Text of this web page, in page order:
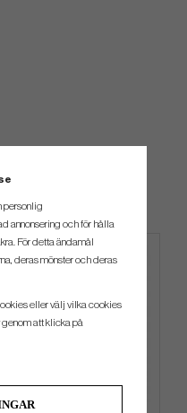
personlig
annonsering och för hålla
För detta ändamål
deras mönster och deras
eller välj vilka cookies
att klicka på